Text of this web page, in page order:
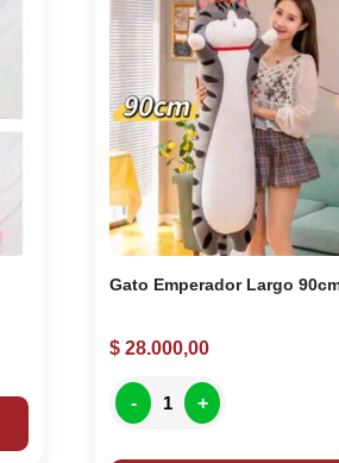
Gato Emperador Largo
$ 28.000,00
- +